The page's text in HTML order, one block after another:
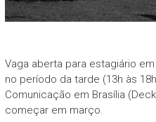
Vaga aberta para estagiário
no período da tarde (13h às
Comunicação em Brasília
começar em março.